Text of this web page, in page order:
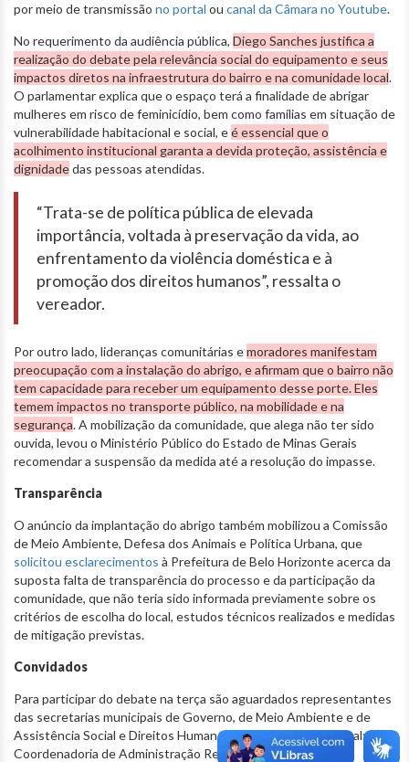
por meio de transmissão no portal ou canal da Câmara no Youtube.
No requerimento da audiência pública, Diego Sanches justifica a
realização do debate pela relevância social do equipamento e seus
impactos diretos na infraestrutura do bairro e na comunidade local.
O parlamentar explica que o espaço terá a finalidade de abrigar
mulheres em risco de feminicídio, bem como famílias em situação de
vulnerabilidade habitacional e social, eé essencial que o
acolhimento institucional garanta a devida proteção, assistência e
dignidadedas pessoas atendidas.
“Trata-se de política pública de elevada
importância, voltada à preservação da vida, ao
enfrentamento da violência doméstica e à
promoção dos direitos humanos”, ressalta o
vereador.
Por outro lado, lideranças comunitárias emoradores manifestam
preocupação com a instalação do abrigo, e afirmam que o bairro não
tem capacidade para receber um equipamento desse porte. Eles
temem impactos no transporte público, na mobilidade e na
segurança. A mobilização da comunidade, que alega não ter sido
ouvida, levou o Ministério Público do Estado de Minas Gerais
recomendar a suspensão da medida até a resolução do impasse.
Transparência
O anúncio da implantação do abrigo também mobilizou a Comissão
de Meio Ambiente, Defesa dos Animais e Política Urbana, que
solicitou esclarecimentos à Prefeitura de Belo Horizonte acerca da
suposta falta de transparência do processo e da participação da
comunidade, que não teria sido informada previamente sobre os
critérios de escolha do local, estudos técnicos realizados e medidas
de mitigação previstas.
Convidados
Para participar do debate na terça são aguardados representantes
das secretarias municipais de Governo, de Meio Ambiente e de
Assistência Social e Direitos Humanos; Guarda Civil Municipal;
Coordenadoria de Administração Regional Leste, Diretoria